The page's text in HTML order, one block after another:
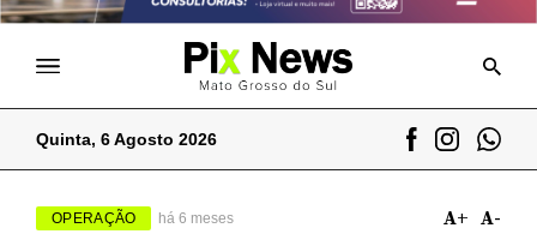
Quinta, 6 Agosto 2026
OPERAÇÃO há 6 meses A+ A-